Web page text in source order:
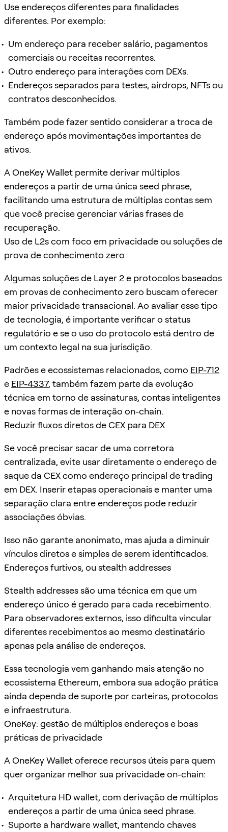
Use endereços diferentes para finalidades
diferentes. Por exemplo:
Um endereço para receber salário, pagamentos
comerciais ou receitas recorrentes.
Outro endereço para interações com DEXs.
Endereços separados para testes, airdrops, NFTs ou
contratos desconhecidos.
Também pode fazer sentido considerar a troca de
endereço após movimentações importantes de
ativos.
A OneKey Wallet permite derivar múltiplos
endereços a partir de uma única seed phrase,
facilitando uma estrutura de múltiplas contas sem
que você precise gerenciar várias frases de
recuperação.
Uso de L2s com foco em privacidade ou soluções de
prova de conhecimento zero
Algumas soluções de Layer 2 e protocolos baseados
em provas de conhecimento zero buscam oferecer
maior privacidade transacional. Ao avaliar esse tipo
de tecnologia, é importante verificar o status
regulatório e se o uso do protocolo está dentro de
um contexto legal na sua jurisdição.
Padrões e ecossistemas relacionados, como EIP-712
e EIP-4337, também fazem parte da evolução
técnica em torno de assinaturas, contas inteligentes
e novas formas de interação on-chain.
Reduzir fluxos diretos de CEX para DEX
Se você precisar sacar de uma corretora
centralizada, evite usar diretamente o endereço de
saque da CEX como endereço principal de trading
em DEX. Inserir etapas operacionais e manter uma
separação clara entre endereços pode reduzir
associações óbvias.
Isso não garante anonimato, mas ajuda a diminuir
vínculos diretos e simples de serem identificados.
Endereços furtivos, ou stealth addresses
Stealth addresses são uma técnica em que um
endereço único é gerado para cada recebimento.
Para observadores externos, isso dificulta vincular
diferentes recebimentos ao mesmo destinatário
apenas pela análise de endereços.
Essa tecnologia vem ganhando mais atenção no
ecossistema Ethereum, embora sua adoção prática
ainda dependa de suporte por carteiras, protocolos
e infraestrutura.
OneKey: gestão de múltiplos endereços e boas
práticas de privacidade
A OneKey Wallet oferece recursos úteis para quem
quer organizar melhor sua privacidade on-chain:
Arquitetura HD wallet, com derivação de múltiplos
endereços a partir de uma única seed phrase.
Suporte a hardware wallet, mantendo chaves